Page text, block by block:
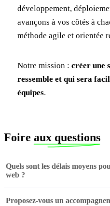
développement,
avançons à vos côtés à
méthode agile et orientée
Notre mission : créer une
ressemble et qui sera
équipes.
Foire aux questions
Quels sont les délais moyens
web ?
Proposez-vous un